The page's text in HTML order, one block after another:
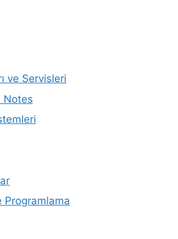
ve Servisleri
Notes
Programlama